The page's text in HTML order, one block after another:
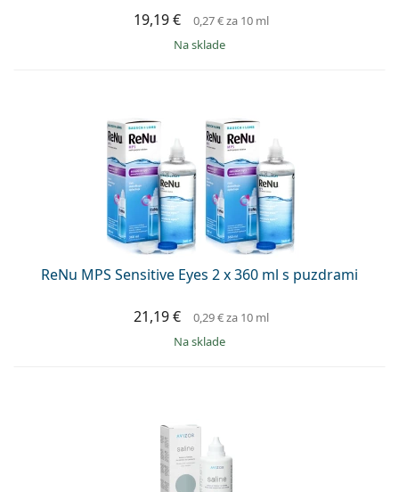
19,19 € 0,27 €za 10 ml
na sklade
ReNu MPS Sensitive Eyes 2 x 360 ml s puzdrami
21,19 € 0,29 €za 10 ml
na sklade